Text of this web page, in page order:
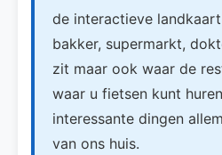
de interactieve
bakker, supermarkt,
zit maar ook waar de
waar u fietsen kunt
interessante dingen
van ons huis.